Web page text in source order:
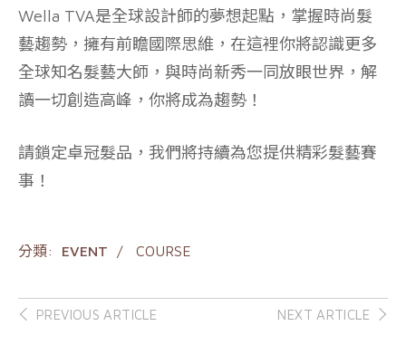
Wella TVA是全球設計師的夢想起點，掌握時尚髮
藝趨勢，擁有前瞻國際思維，在這裡你將認識更多
全球知名髮藝大師，與時尚新秀一同放眼世界，解
讀一切創造高峰，你將成為趨勢！
請鎖定卓冠髮品，我們將持續為您提供精彩髮藝賽
事！
分類: EVENT COURSE
Post
PREVIOUS ARTICLE NEXT ARTICLE